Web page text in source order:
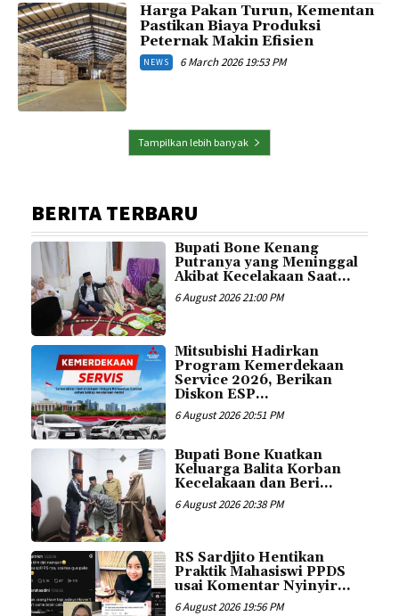
Harga Pakan Turun, Kementan
Pastikan Biaya Produksi
Peternak Makin Efisien
NEWS 6 March 2026 19:53 PM
Tampilkan lebih banyak
BERITA TERBARU
Bupati Bone Kenang
Putranya yang Meninggal
Akibat Kecelakaan Saat...
6 August 2026 21:00 PM
Mitsubishi Hadirkan
Program Kemerdekaan
Service 2026, Berikan
Diskon ESP...
6 August 2026 20:51 PM
Bupati Bone Kuatkan
Keluarga Balita Korban
Kecelakaan dan Beri...
6 August 2026 20:38 PM
RS Sardjito Hentikan
Praktik Mahasiswi PPDS
usai Komentar Nyinyir...
6 August 2026 19:56 PM